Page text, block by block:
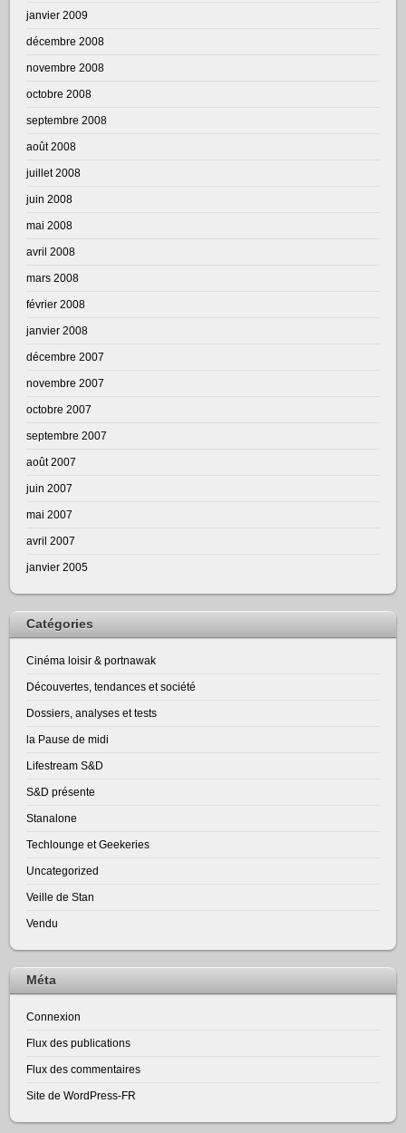
janvier 2009
décembre 2008
novembre 2008
octobre 2008
septembre 2008
août 2008
juillet 2008
juin 2008
mai 2008
avril 2008
mars 2008
février 2008
janvier 2008
décembre 2007
novembre 2007
octobre 2007
septembre 2007
août 2007
juin 2007
mai 2007
avril 2007
janvier 2005
Catégories
Cinéma loisir & portnawak
Découvertes, tendances et société
Dossiers, analyses et tests
la Pause de midi
Lifestream S&D
S&D présente
Stanalone
Techlounge et Geekeries
Uncategorized
Veille de Stan
Vendu
Méta
Connexion
Flux des publications
Flux des commentaires
Site de WordPress-FR